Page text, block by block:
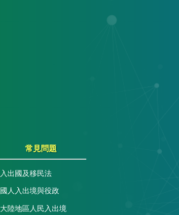
常見問題
入出國及移民法
國人入出境與役政
大陸地區人民入出境